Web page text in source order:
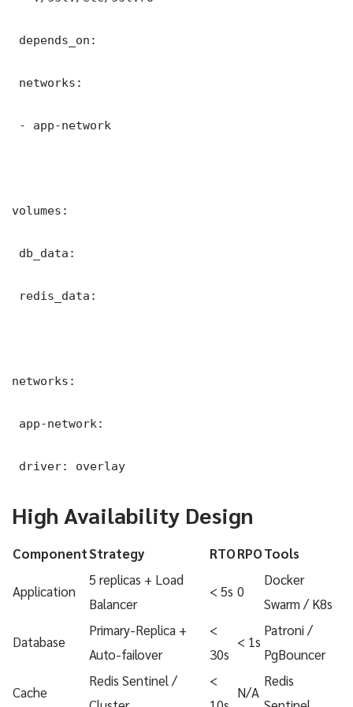
depends_on:
networks:
- app-network
volumes:
db_data:
redis_data:
networks:
app-network:
driver: overlay
High Availability Design
ComponentStrategy RTORPOTools
Application
5 replicas + Load
Balancer
< 5s 0
Docker
Swarm / K8s
Database
Primary-Replica +
Auto-failover
<
30s
< 1s
Patroni /
PgBouncer
Cache
Redis Sentinel /
<
N/A
Redis